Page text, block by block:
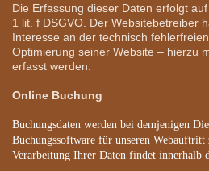
Die Erfassung dieser Daten erfolgt
1 lit. f DSGVO. Der Websitebetreiber
Interesse an der technisch
Optimierung seiner Website – hierzu
erfasst werden.
Online Buchung
Buchungsdaten werden bei demjenigen
Buchungssoftware für unseren
Verarbeitung Ihrer Daten findet innerhalb